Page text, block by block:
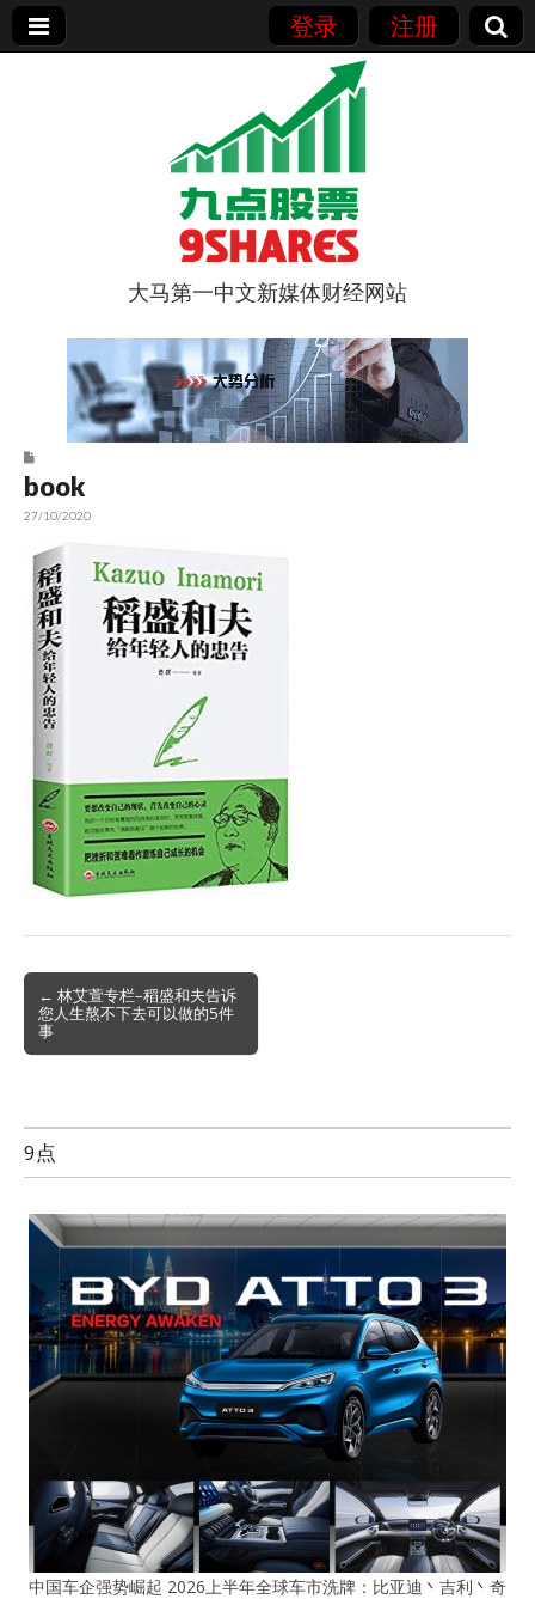
登录 注册
9点股票
大马第一中文新媒体财经网站
book
27/10/2020
Post
navigation
← 林艾萱专栏–稻盛和夫告诉
您人生熬不下去可以做的5件
事
9点
中国车企强势崛起 2026上半年全球车市洗牌：比亚迪丶吉利丶奇